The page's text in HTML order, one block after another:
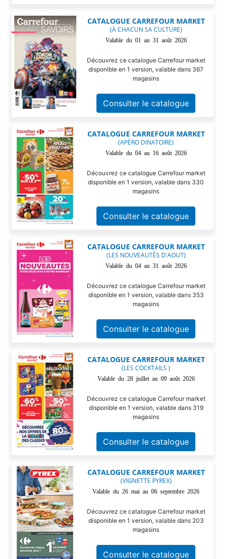
CATALOGUE CARREFOUR MARKET
(À CHACUN SA CULTURE)
Valable du 01 au 31 août 2026
Découvrez ce catalogue Carrefour market
disponible en 1 version, valable dans 367
magasins
Consulter le catalogue
CATALOGUE CARREFOUR MARKET
(APÉRO DINATOIRE)
Valable du 04 au 16 août 2026
Découvrez ce catalogue Carrefour market
disponible en 1 version, valable dans 330
magasins
Consulter le catalogue
CATALOGUE CARREFOUR MARKET
(LES NOUVEAUTÉS D'AOUT)
Valable du 04 au 31 août 2026
Découvrez ce catalogue Carrefour market
disponible en 1 version, valable dans 353
magasins
Consulter le catalogue
CATALOGUE CARREFOUR MARKET
(LES COCKTAILS )
Valable du 28 juillet au 09 août 2026
Découvrez ce catalogue Carrefour market
disponible en 1 version, valable dans 319
magasins
Consulter le catalogue
CATALOGUE CARREFOUR MARKET
(VIGNETTE PYREX)
Valable du 26 mai au 06 septembre 2026
Découvrez ce catalogue Carrefour market
disponible en 1 version, valable dans 203
magasins
Consulter le catalogue